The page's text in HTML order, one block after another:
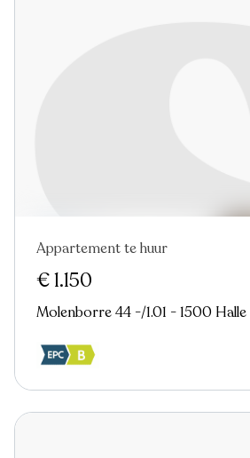
Nieuw
Appartement te huur
€ 1.150
Molenborre 44 -/1.01 - 1500 Halle